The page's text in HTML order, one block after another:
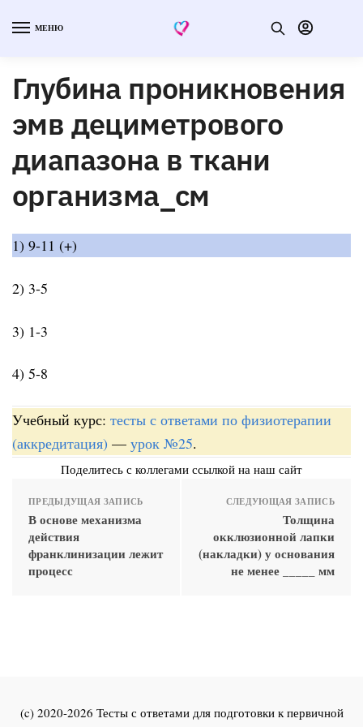
МЕНЮ
Глубина проникновения
эмв дециметрового
диапазона в ткани
организма_см
1) 9-11 (+)
2) 3-5
3) 1-3
4) 5-8
Учебный курс: тесты с ответами по физиотерапии
(аккредитация) — урок №25.
Поделитесь с коллегами ссылкой на наш сайт
ПРЕДЫДУЩАЯ ЗАПИСЬ
В основе механизма
действия
франклинизации лежит
процесс
СЛЕДУЮЩАЯ ЗАПИСЬ
Толщина
окклюзионной лапки
(накладки) у основания
не менее _____ мм
(c) 2020-2026 Тесты с ответами для подготовки к первичной